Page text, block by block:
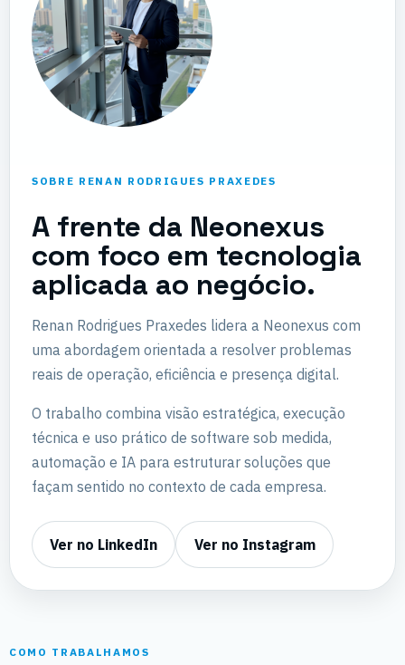
SOBRE RENAN RODRIGUES PRAXEDES
A frente da Neonexus
com foco em tecnologia
aplicada ao negócio.
Renan Rodrigues Praxedes lidera a Neonexus com
uma abordagem orientada a resolver problemas
reais de operação, eficiência e presença digital.
O trabalho combina visão estratégica, execução
técnica e uso prático de software sob medida,
automação e IA para estruturar soluções que
façam sentido no contexto de cada empresa.
Ver no LinkedIn Ver no Instagram
COMO TRABALHAMOS